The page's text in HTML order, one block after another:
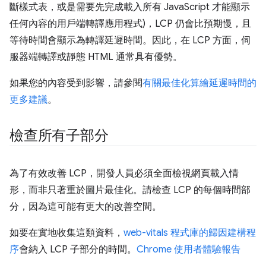
斷樣式表，或是需要先完成載入所有 JavaScript 才能顯示
任何內容的用戶端轉譯應用程式)，LCP 仍會比預期慢，且
等待時間會顯示為轉譯延遲時間。因此，在 LCP 方面，伺
服器端轉譯或靜態 HTML 通常具有優勢。
如果您的內容受到影響，請參閱有關最佳化算繪延遲時間的
更多建議。
檢查所有子部分
為了有效改善 LCP，開發人員必須全面檢視網頁載入情
形，而非只著重於圖片最佳化。請檢查 LCP 的每個時間部
分，因為這可能有更大的改善空間。
如要在實地收集這類資料， web-vitals 程式庫的歸因建構程
序會納入 LCP 子部分的時間。 Chrome 使用者體驗報告